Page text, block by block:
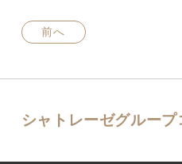
前へ
シャトレーゼグループ